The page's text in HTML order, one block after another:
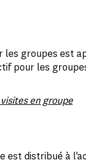
les groupes est
pour les
en groupe
est distribué à